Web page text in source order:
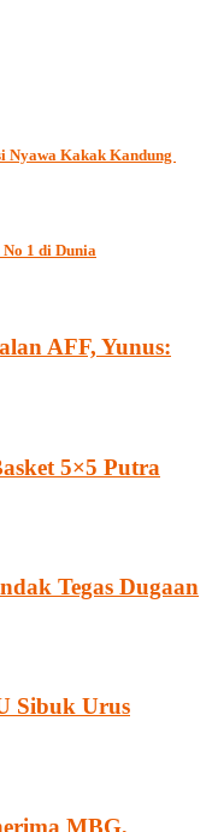
Nyawa Kakak Kandung
1 di Dunia
AFF, Yunus:
5×5 Putra
Tegas Dugaan
Sibuk Urus
MBG,